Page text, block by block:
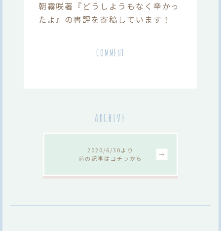
朝霧咲著『どうしようもなく辛かっ
たよ』の書評を寄稿しています！
COMMENT
ARCHIVE
2020/6/30より
前の記事はコチラから